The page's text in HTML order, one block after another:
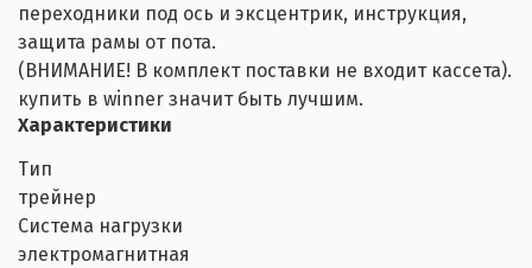
переходники под ось и эксцентрик, инструкция,
защита рамы от пота.
(ВНИМАНИЕ! В комплект поставки не входит кассета).
купить в winner значит быть лучшим.
Характеристики
Тип
трейнер
Система нагрузки
электромагнитная